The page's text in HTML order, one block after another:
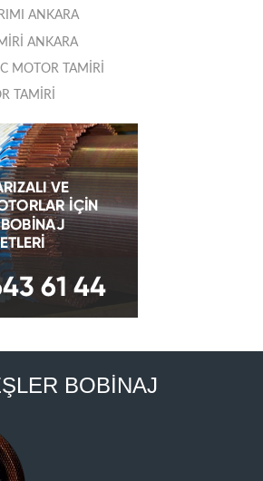
ANKARA
ANKARA
MOTOR TAMİRİ
TAMİRİ
BOBİNAJ